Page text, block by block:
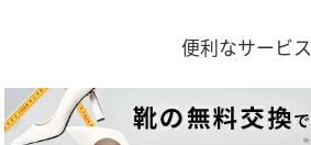
便利なサービス